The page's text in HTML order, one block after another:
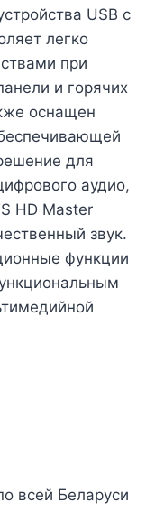
USB с
легко
при
и горячих
оснащен
для
аудио,
HD Master
звук.
функции
всей Беларуси